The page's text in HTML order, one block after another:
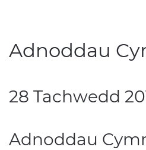
Adnoddau
28 Tachwedd
Adnoddau